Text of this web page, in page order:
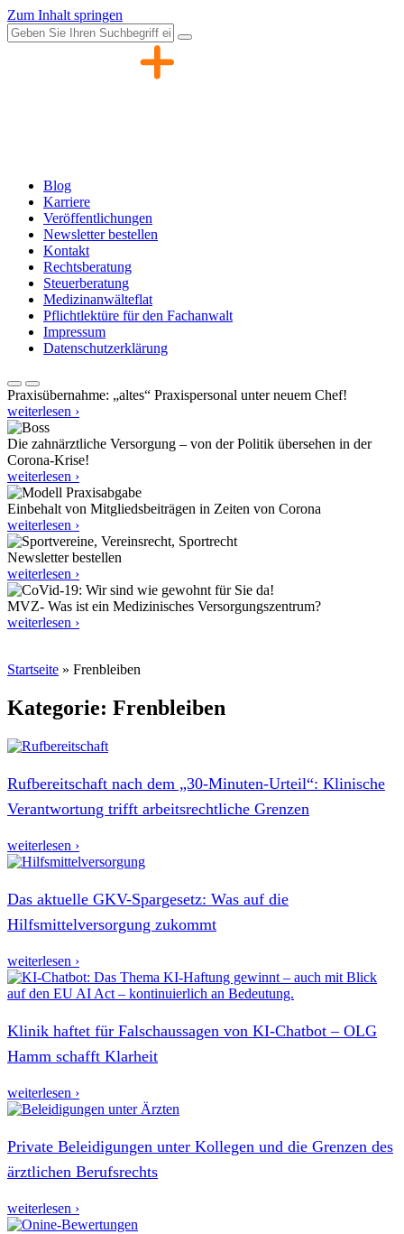
Zum Inhalt springen
Blog
Karriere
Veröffentlichungen
Newsletter bestellen
Kontakt
Rechtsberatung
Steuerberatung
Medizinanwälteflat
Pflichtlektüre für den Fachanwalt
Impressum
Datenschutzerklärung
Praxisübernahme: „altes“ Praxispersonal unter neuem Chef!
weiterlesen ›
Die zahnärztliche Versorgung – von der Politik übersehen in der
Corona-Krise!
weiterlesen ›
Einbehalt von Mitgliedsbeiträgen in Zeiten von Corona
weiterlesen ›
Newsletter bestellen
weiterlesen ›
MVZ- Was ist ein Medizinisches Versorgungszentrum?
weiterlesen ›
Startseite » Frenbleiben
Kategorie: Frenbleiben
Rufbereitschaft nach dem „30‑Minuten-Urteil“: Klinische
Verantwortung trifft arbeitsrechtliche Grenzen
weiterlesen ›
Das aktuelle GKV-Spargesetz: Was auf die
Hilfsmittelversorgung zukommt
weiterlesen ›
Klinik haftet für Falschaussagen von KI-Chatbot – OLG
Hamm schafft Klarheit
weiterlesen ›
Private Beleidigungen unter Kollegen und die Grenzen des
ärztlichen Berufsrechts
weiterlesen ›